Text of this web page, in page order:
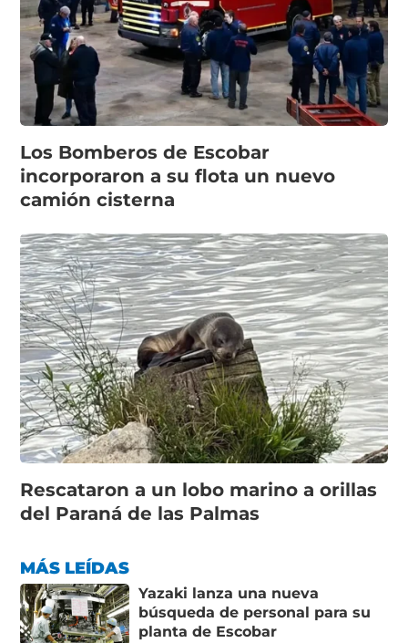
Los Bomberos de Escobar
incorporaron a su flota un nuevo
camión cisterna
Rescataron a un lobo marino a orillas
del Paraná de las Palmas
MÁS LEÍDAS
Yazaki lanza una nueva
búsqueda de personal para su
planta de Escobar